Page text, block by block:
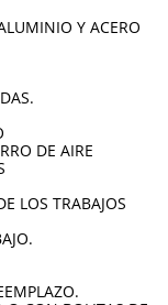
Y ACERO
DE AIRE
LOS TRABAJOS